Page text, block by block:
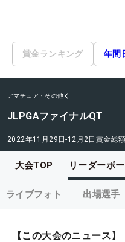
賞金ランキング 年間
アマチュア・その他
JLPGAファイナルQT
2022年11月29日-12月2日 賞金総額
大会TOP リーダーボ
ライブフォト 出場選手
【この大会のニュース】